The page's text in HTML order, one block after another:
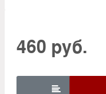
460 руб.
